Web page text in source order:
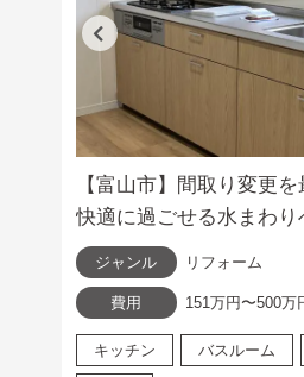
【富山市】間取り変更
快適に過ごせる水まわり
ジャンル リフォーム
費用 151万円〜500万
キッチン バスルーム